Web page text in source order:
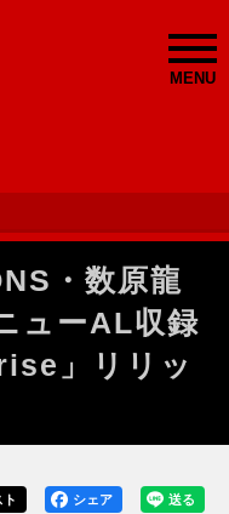
MENU
・数原龍
ューAL収録
」リリッ
送る
シェア
ト